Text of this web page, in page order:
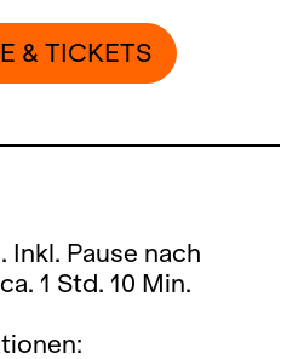
& TICKETS
Inkl. Pause nach
1 Std. 10 Min.